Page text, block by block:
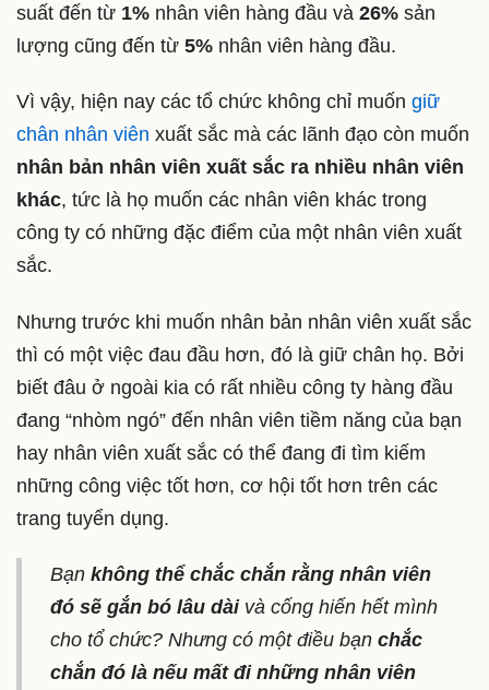
suất đến từ 1% nhân viên hàng đầu và 26% sản
lượng cũng đến từ 5% nhân viên hàng đầu.
Vì vậy, hiện nay các tổ chức không chỉ muốn giữ
chân nhân viên xuất sắc mà các lãnh đạo còn muốn
nhân bản nhân viên xuất sắc ra nhiều nhân viên
khác, tức là họ muốn các nhân viên khác trong
công ty có những đặc điểm của một nhân viên xuất
sắc.
Nhưng trước khi muốn nhân bản nhân viên xuất sắc
thì có một việc đau đầu hơn, đó là giữ chân họ. Bởi
biết đâu ở ngoài kia có rất nhiều công ty hàng đầu
đang “nhòm ngó” đến nhân viên tiềm năng của bạn
hay nhân viên xuất sắc có thể đang đi tìm kiếm
những công việc tốt hơn, cơ hội tốt hơn trên các
trang tuyển dụng.
Bạn không thể chắc chắn rằng nhân viên
đó sẽ gắn bó lâu dàivà cống hiến hết mình
cho tổ chức? Nhưng có một điều bạn chắc
chắn đó là nếu mất đi những nhân viên